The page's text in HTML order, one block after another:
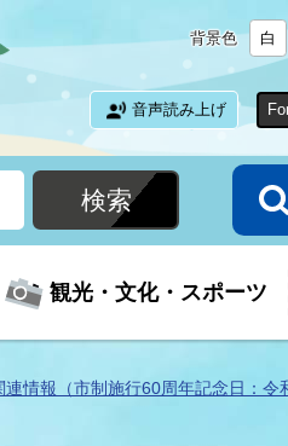
背景色
背
景
色
を
白
に
音声読み上げ
観光・文化・スポーツ
情報（市制施行60周年記念日：令